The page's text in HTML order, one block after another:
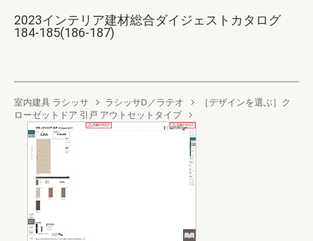
2023インテリア建材総合ダイジェストカタログ
184-185(186-187)
室内建具 ラシッサ ラシッサD／ラテオ
［デザインを選ぶ］ク
ローゼットドア 引戸 アウトセットタイプ